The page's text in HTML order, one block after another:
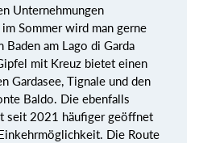
Unternehmungen
Sommer wird man gerne
Baden am Lago di Garda
mit Kreuz bietet einen
Gardasee, Tignale und den
Baldo. Die ebenfalls
seit 2021 häufiger geöffnet
Die Route